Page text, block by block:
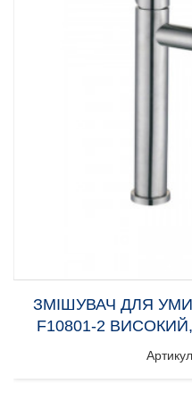
ЗМІШУВАЧ ДЛЯ
F10801-2